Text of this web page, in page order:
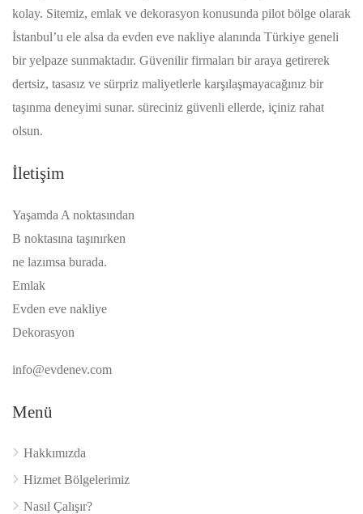
kolay. Sitemiz, emlak ve dekorasyon konusunda pilot bölge olarak
İstanbul’u ele alsa da evden eve nakliye alanında Türkiye geneli
bir yelpaze sunmaktadır. Güvenilir firmaları bir araya getirerek
dertsiz, tasasız ve sürpriz maliyetlerle karşılaşmayacağınız bir
taşınma deneyimi sunar. süreciniz güvenli ellerde, içiniz rahat
olsun.
İletişim
Yaşamda A noktasından
B noktasına taşınırken
ne lazımsa burada.
Emlak
Evden eve nakliye
Dekorasyon
info@evdenev.com
Menü
Hakkımızda
Hizmet Bölgelerimiz
Nasıl Çalışır?